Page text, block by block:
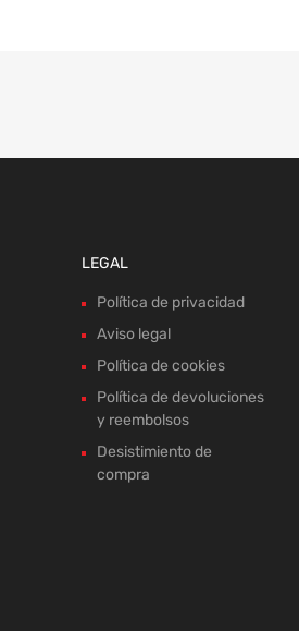
LEGAL
Política de privacidad
Aviso legal
Política de cookies
Política de devoluciones
y reembolsos
Desistimiento de
compra